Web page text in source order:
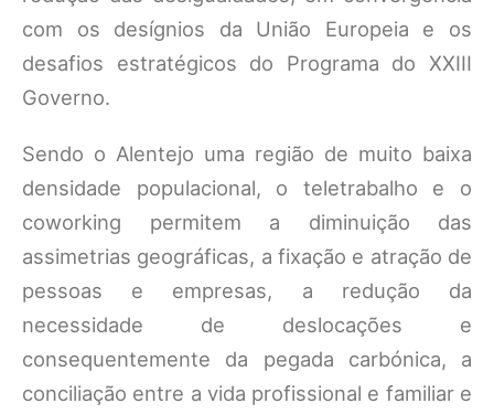
com os desígnios da União Europeia e os
desafios estratégicos do Programa do XXIII
Governo.
Sendo o Alentejo uma região de muito baixa
densidade populacional, o teletrabalho e o
coworking permitem a diminuição das
assimetrias geográficas, a fixação e atração de
pessoas e empresas, a redução da
necessidade de deslocações e
consequentemente da pegada carbónica, a
conciliação entre a vida profissional e familiar e